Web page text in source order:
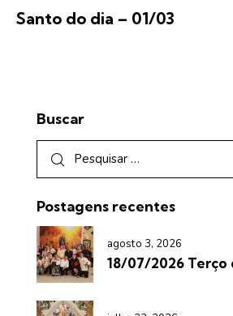
Santo do dia – 01/03
Buscar
Postagens recentes
agosto 3, 2026
18/07/2026 Terço